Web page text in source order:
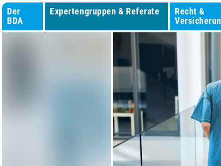
Der
BDA
Expertengruppen & Referate
Recht &